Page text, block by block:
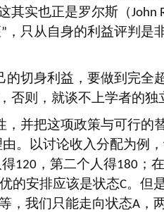
其实也正是罗尔斯（John
” ，只从自身的利益评判是
切身利益，要做到完全
则，就谈不上学者的独
并把这项政策与可行的
。以讨论收入分配为例
120 ，第二个人得180 ；
的安排应该是状态C。但
，我们只能走向状态A ，